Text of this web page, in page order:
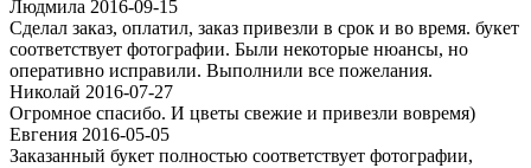
Людмила 2016-09-15
Сделал заказ, оплатил, заказ привезли в срок и во время. букет
соответствует фотографии. Были некоторые нюансы, но
оперативно исправили. Выполнили все пожелания.
Николай 2016-07-27
Огромное спасибо. И цветы свежие и привезли вовремя)
Евгения 2016-05-05
Заказанный букет полностью соответствует фотографии,